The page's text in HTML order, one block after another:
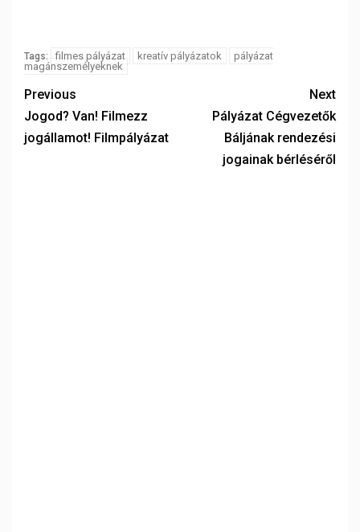
Tags: filmes pályázat kreatív pályázatok
pályázat
magánszemélyeknek
Previous
Jogod? Van! Filmezz
jogállamot! Filmpályázat
Next
Pályázat Cégvezetők
Báljának rendezési
jogainak bérléséről